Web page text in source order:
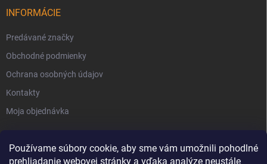
Používame súbory cookie, aby sme vám umožnili pohodlné
prehliadanie webovej stránky a vďaka analýze neustále
INFORMÁCIE
Predávané značky
Obchodné podmienky
Ochrana osobných údajov
Kontakty
Moja objednávka